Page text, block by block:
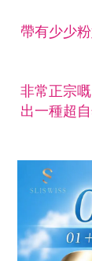
帶有少少
非常正宗
出一種超